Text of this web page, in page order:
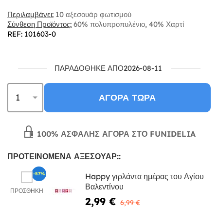
Περιλαμβάνει: 10 αξεσουάρ φωτισμού
Σύνθεση Προϊόντος: 60% πολυπροπυλένιο, 40% Χαρτί
REF: 101603-0
ΠΑΡΑΔΌΘΗΚΕ ΑΠΌ2026-08-11
ΑΓΟΡΆ ΤΏΡΑ
100% ΑΣΦΑΛΉΣ ΑΓΟΡΆ ΣΤΟ FUNIDELIA
ΠΡΟΤΕΙΝΌΜΕΝΑ ΑΞΕΣΟΥΆΡ::
ΠΡΟΣΘΉΚΗ
Happy γιρλάντα ημέρας του Αγίου
Βαλεντίνου
2,99 € 6,99 €
-57%